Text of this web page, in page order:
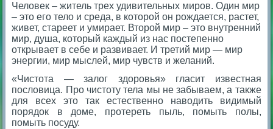
Человек – житель трех удивительных миров. Один мир
– это его тело и среда, в которой он рождается, растет,
живет, стареет и умирает. Второй мир – это внутренний
мир, душа, который каждый из нас постепенно
открывает в себе и развивает. И третий мир — мир
энергии, мир мыслей, мир чувств и желаний.
«Чистота — залог здоровья» гласит известная
пословица. Про чистоту тела мы не забываем, а также
для всех это так естественно наводить видимый
порядок в доме, протереть пыль, помыть полы,
помыть посуду.